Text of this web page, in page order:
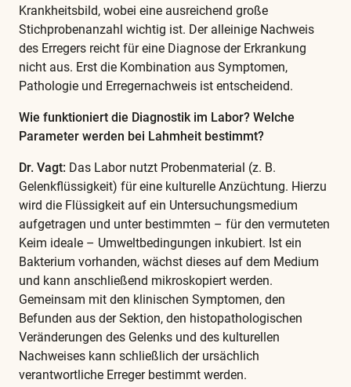
Krankheitsbild, wobei eine ausreichend große
Stichprobenanzahl wichtig ist. Der alleinige Nachweis
des Erregers reicht für eine Diagnose der Erkrankung
nicht aus. Erst die Kombination aus Symptomen,
Pathologie und Erregernachweis ist entscheidend.
Wie funktioniert die Diagnostik im Labor? Welche
Parameter werden bei Lahmheit bestimmt?
Dr. Vagt: Das Labor nutzt Probenmaterial (z. B.
Gelenkflüssigkeit) für eine kulturelle Anzüchtung. Hierzu
wird die Flüssigkeit auf ein Untersuchungsmedium
aufgetragen und unter bestimmten – für den vermuteten
Keim ideale – Umweltbedingungen inkubiert. Ist ein
Bakterium vorhanden, wächst dieses auf dem Medium
und kann anschließend mikroskopiert werden.
Gemeinsam mit den klinischen Symptomen, den
Befunden aus der Sektion, den histopathologischen
Veränderungen des Gelenks und des kulturellen
Nachweises kann schließlich der ursächlich
verantwortliche Erreger bestimmt werden.